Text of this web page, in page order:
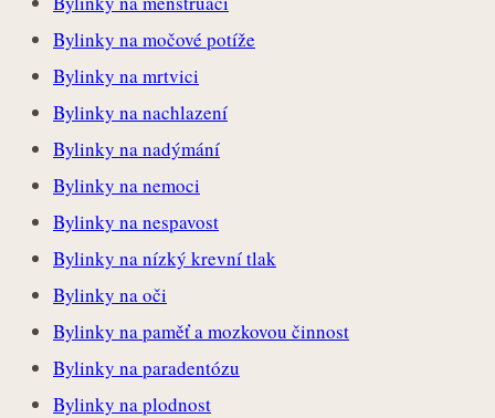
Bylinky na močové potíže
Bylinky na mrtvici
Bylinky na nachlazení
Bylinky na nadýmání
Bylinky na nemoci
Bylinky na nespavost
Bylinky na nízký krevní tlak
Bylinky na oči
Bylinky na paměť a mozkovou činnost
Bylinky na paradentózu
Bylinky na plodnost